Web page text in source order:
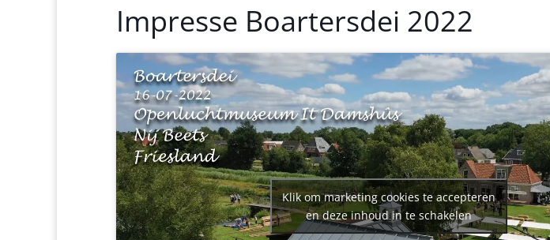
Impresse Boartersdei 2022
Klik om marketing cookies te accepteren
en deze inhoud in te schakelen